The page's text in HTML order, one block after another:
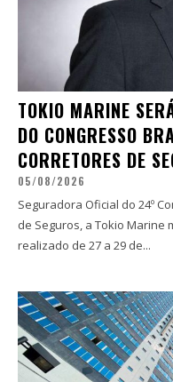
TOKIO MARINE
DO CONGRESSO
CORRETORES DE
05/08/2026
Seguradora Oficial do 24º
de Seguros, a Tokio
realizado de 27 a 29 de...